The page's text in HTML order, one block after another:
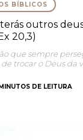
BÍBLICOS
terás outros
20,3)
que sempre
trocar o Deus da
DE LEITURA